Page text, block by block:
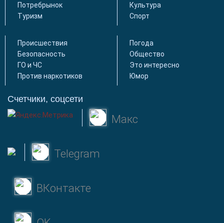
Потребрынок
Туризм
Культура
Спорт
Происшествия
Безопасность
ГО и ЧС
Против наркотиков
Погода
Общество
Это интересно
Юмор
Счетчики, соцсети
Макс
Telegram
ВКонтакте